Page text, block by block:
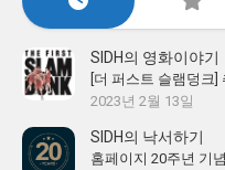
SIDH의 영화이야기
[더 퍼스트 슬램덩크]
2023년 2월 13일
SIDH의 낙서하기
홈페이지 20주년 기념